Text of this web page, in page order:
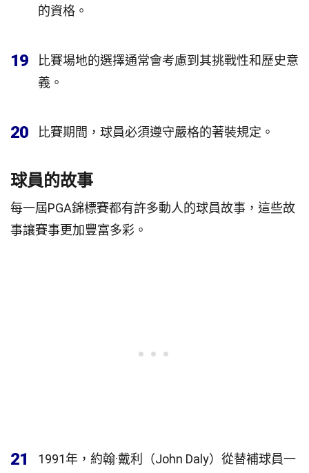
的資格。
19
比賽場地的選擇通常會考慮到其挑戰性和歷史意
義。
20 比賽期間，球員必須遵守嚴格的著裝規定。
球員的故事
每一屆PGA錦標賽都有許多動人的球員故事，這些故
事讓賽事更加豐富多彩。
21
1991年，約翰·戴利（John Daly）從替補球員一